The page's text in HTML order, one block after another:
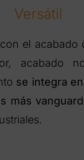
Versátil
el acabado
acabado
se integra
más